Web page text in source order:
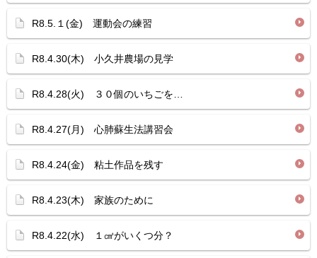
R8.5.１(金) 運動会の練習
R8.4.30(木) 小久井農場の見学
R8.4.28(火) ３０個のいちごを…
R8.4.27(月) 心肺蘇生法講習会
R8.4.24(金) 粘土作品を残す
R8.4.23(木) 家族のために
R8.4.22(水) １㎤がいくつ分？